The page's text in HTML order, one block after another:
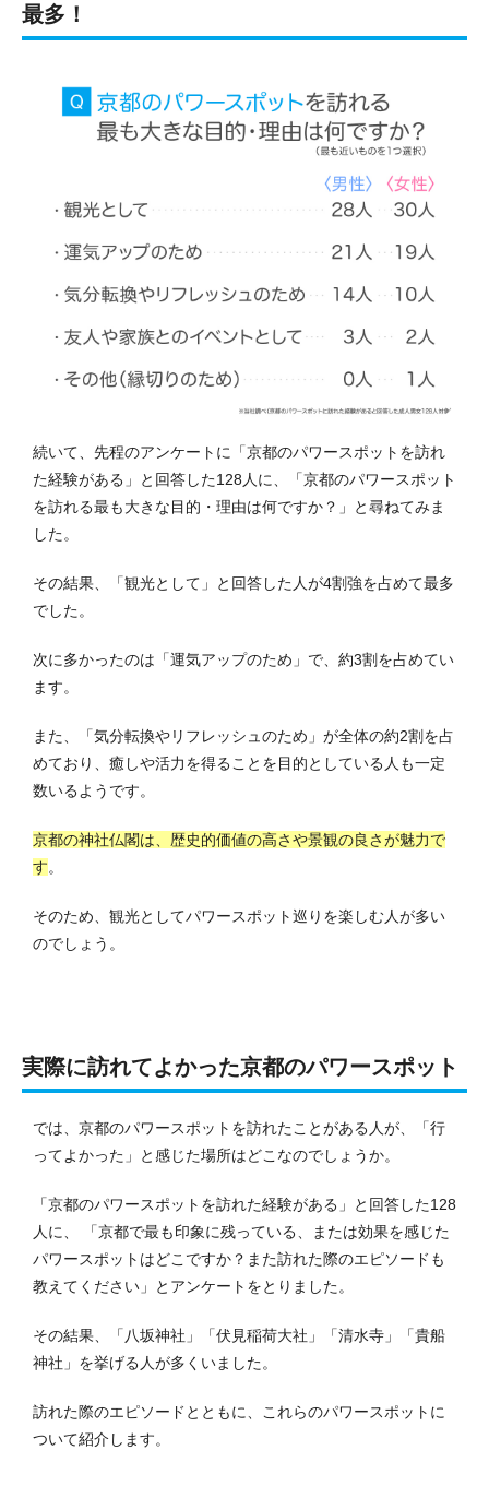
最多！
続いて、先程のアンケートに「京都のパワースポットを訪れ
た経験がある」と回答した128人に、「京都のパワースポット
を訪れる最も大きな目的・理由は何ですか？」と尋ねてみま
した。
その結果、「観光として」と回答した人が4割強を占めて最多
でした。
次に多かったのは「運気アップのため」で、約3割を占めてい
ます。
また、「気分転換やリフレッシュのため」が全体の約2割を占
めており、癒しや活力を得ることを目的としている人も一定
数いるようです。
京都の神社仏閣は、歴史的価値の高さや景観の良さが魅力で
す。
そのため、観光としてパワースポット巡りを楽しむ人が多い
のでしょう。
実際に訪れてよかった京都のパワースポット
では、京都のパワースポットを訪れたことがある人が、「行
ってよかった」と感じた場所はどこなのでしょうか。
「京都のパワースポットを訪れた経験がある」と回答した128
人に、 「京都で最も印象に残っている、または効果を感じた
パワースポットはどこですか？また訪れた際のエピソードも
教えてください」とアンケートをとりました。
その結果、「八坂神社」「伏見稲荷大社」「清水寺」「貴船
神社」を挙げる人が多くいました。
訪れた際のエピソードとともに、これらのパワースポットに
ついて紹介します。